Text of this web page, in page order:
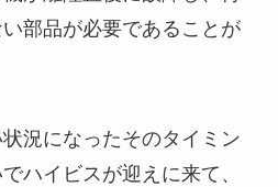
部品が必要であることが
況になったそのタイミン
ハイビスが迎えに来て、